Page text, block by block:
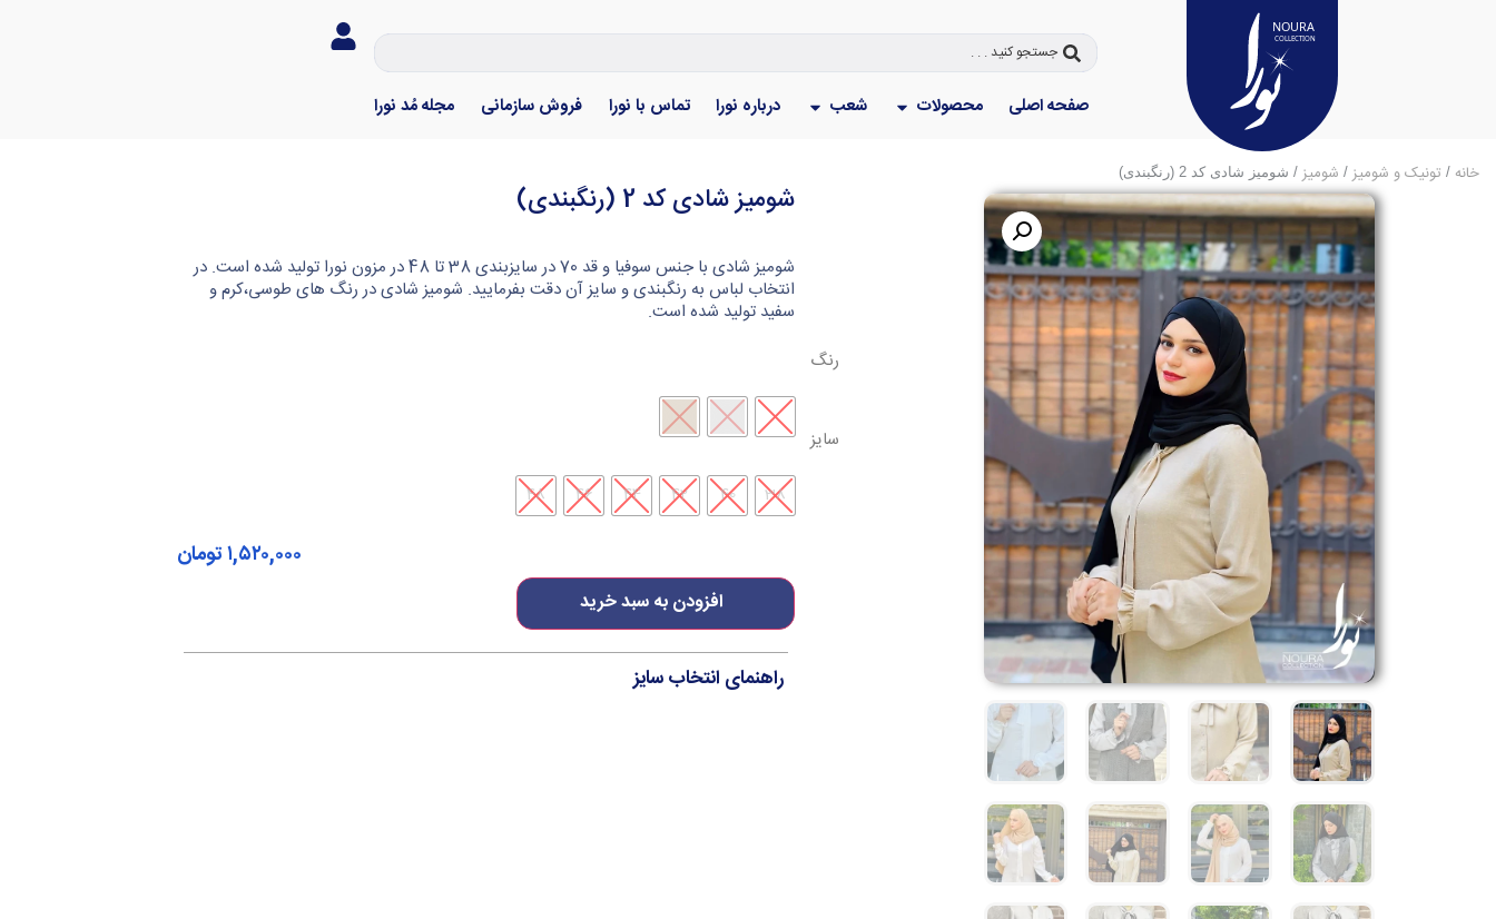
صفحه اصلی محصولات شعب درباره نورا تماس با نورا فروش سازمانی مجله مُد نورا
خانه / تونیک و شومیز / شومیز / شومیز شادی کد 2 (رنگبندی)
شومیز شادی کد 2 (رنگبندی)
شومیز شادی با جنس سوفیا و قد 70 در سایزبندی 38 تا 48 در مزون نورا تولید شده است. در
انتخاب لباس به رنگبندی و سایز آن دقت بفرمایید. شومیز شادی در رنگ های طوسی،کرم و
سفید تولید شده است.
رنگ
سایز
38
40
42
44
46
48
افزودن به سبد خرید
۱,۵۲۰,۰۰۰تومان
راهنمای انتخاب سایز